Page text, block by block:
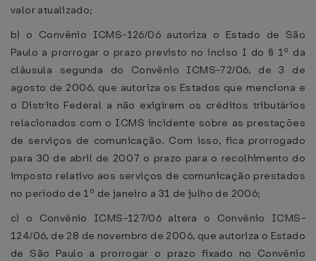
valor atualizado;
b) o Convênio ICMS-126/06 autoriza o Estado de São
Paulo a prorrogar o prazo previsto no inciso I do § 1º da
cláusula segunda do Convênio ICMS-72/06, de 3 de
agosto de 2006, que autoriza os Estados que menciona e
o Distrito Federal a não exigirem os créditos tributários
relacionados com o ICMS incidente sobre as prestações
de serviços de comunicação. Com isso, fica prorrogado
para 30 de abril de 2007 o prazo para o recolhimento do
imposto relativo aos serviços de comunicação prestados
no período de 1º de janeiro a 31 de julho de 2006;
c) o Convênio ICMS-127/06 altera o Convênio ICMS-
124/06, de 28 de novembro de 2006, que autoriza o Estado
de São Paulo a prorrogar o prazo fixado no Convênio